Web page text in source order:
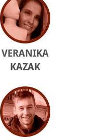
VERANIKA
KAZAK